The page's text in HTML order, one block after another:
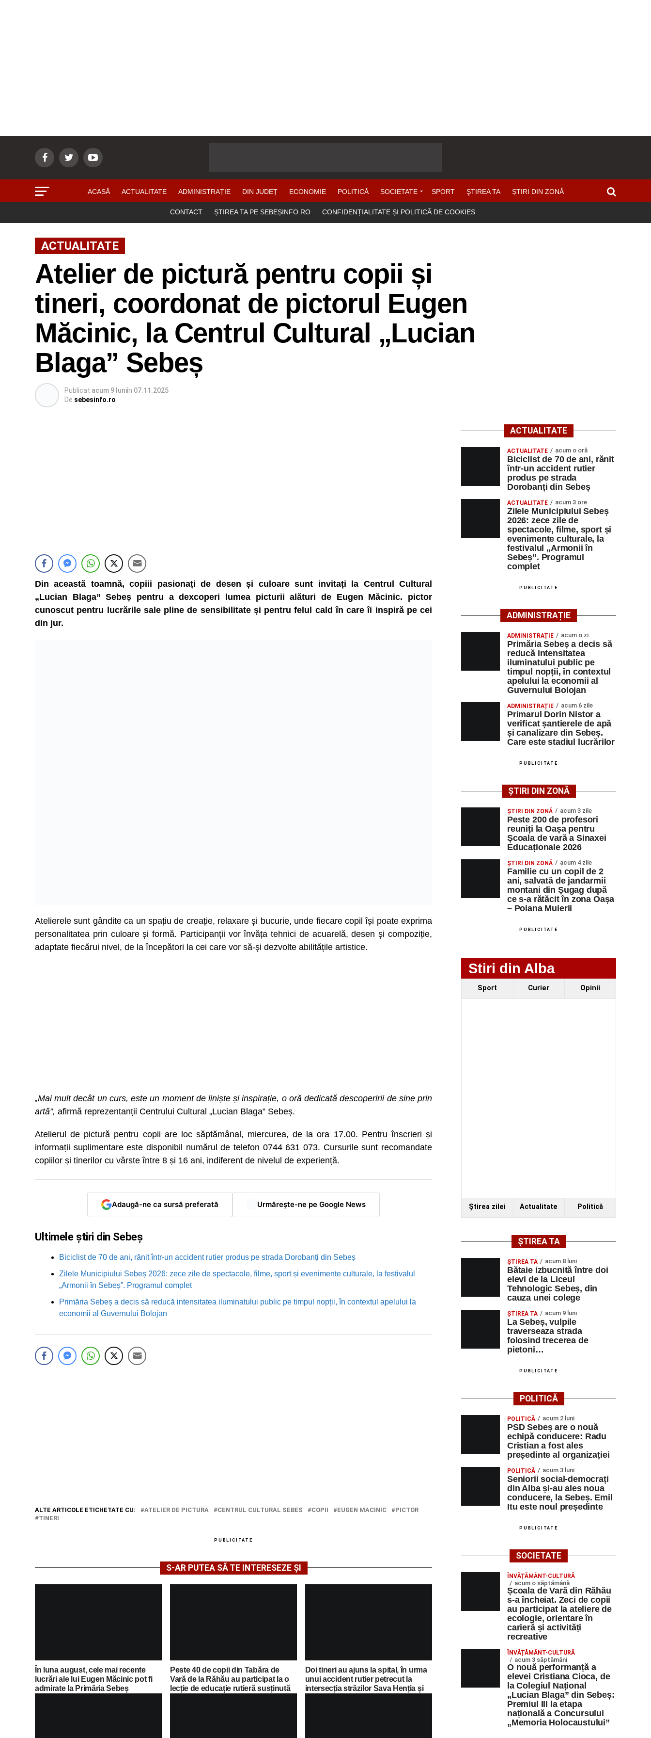
ACASĂ ACTUALITATE ADMINISTRAȚIE DIN JUDEȚ ECONOMIE POLITICĂ SOCIETATE SPORT ŞTIREA TA ȘTIRI DIN ZONĂ
CONTACT ȘTIREA TA PE SEBEȘINFO.RO CONFIDENȚIALITATE ȘI POLITICĂ DE COOKIES
ACTUALITATE
Atelier de pictură pentru copii și
tineri, coordonat de pictorul Eugen
Măcinic, la Centrul Cultural „Lucian
Blaga” Sebeș
Publicat acum 9 luniîn 07.11.2025
De sebesinfo.ro
Din această toamnă, copiii pasionați de desen și culoare sunt invitați la Centrul Cultural
„Lucian Blaga” Sebeș pentru a dexcoperi lumea picturii alături de Eugen Măcinic. pictor
cunoscut pentru lucrările sale pline de sensibilitate și pentru felul cald în care îi inspiră pe cei
din jur.
Atelierele sunt gândite ca un spațiu de creație, relaxare și bucurie, unde fiecare copil își poate exprima
personalitatea prin culoare și formă. Participanții vor învăța tehnici de acuarelă, desen și compoziție,
adaptate fiecărui nivel, de la începători la cei care vor să-și dezvolte abilitățile artistice.
„Mai mult decât un curs, este un moment de liniște și inspirație, o oră dedicată descoperirii de sine prin
artă”, afirmă reprezentanții Centrului Cultural „Lucian Blaga” Sebeș.
Atelierul de pictură pentru copii are loc săptămânal, miercurea, de la ora 17.00. Pentru înscrieri și
informații suplimentare este disponibil numărul de telefon 0744 631 073. Cursurile sunt recomandate
copiilor și tinerilor cu vârste între 8 și 16 ani, indiferent de nivelul de experiență.
Adaugă-ne ca sursă preferată Urmărește-ne pe Google News
Ultimele știri din Sebeș
Biciclist de 70 de ani, rănit într-un accident rutier produs pe strada Dorobanți din Sebeș
Zilele Municipiului Sebeș 2026: zece zile de spectacole, filme, sport și evenimente culturale, la festivalul
„Armonii în Sebeș”. Programul complet
Primăria Sebeș a decis să reducă intensitatea iluminatului public pe timpul nopții, în contextul apelului la
economii al Guvernului Bolojan
ALTE ARTICOLE ETICHETATE CU: ATELIER DE PICTURA CENTRUL CULTURAL SEBES COPII EUGEN MACINIC
PICTOR
TINERI
PUBLICITATE
S-AR PUTEA SĂ TE INTERESEZE ȘI
În luna august, cele mai recente
lucrări ale lui Eugen Măcinic pot fi
admirate la Primăria Sebeș
Peste 40 de copii din Tabăra de
Vară de la Răhău au participat la o
lecție de educație rutieră susținută
Doi tineri au ajuns la spital, în urma
unui accident rutier petrecut la
intersecția străzilor Sava Henția și
ACTUALITATE
ACTUALITATE acum o oră
Biciclist de 70 de ani, rănit
într-un accident rutier
produs pe strada
Dorobanți din Sebeș
ACTUALITATE acum 3 ore
Zilele Municipiului Sebeș
2026: zece zile de
spectacole, filme, sport și
evenimente culturale, la
festivalul „Armonii în
Sebeș”. Programul
complet
PUBLICITATE
ADMINISTRAȚIE
ADMINISTRAȚIE acum o zi
Primăria Sebeș a decis să
reducă intensitatea
iluminatului public pe
timpul nopții, în contextul
apelului la economii al
Guvernului Bolojan
ADMINISTRAȚIE acum 6 zile
Primarul Dorin Nistor a
verificat șantierele de apă
și canalizare din Sebeș.
Care este stadiul lucrărilor
PUBLICITATE
ȘTIRI DIN ZONĂ
ȘTIRI DIN ZONĂ acum 3 zile
Peste 200 de profesori
reuniți la Oașa pentru
Școala de vară a Sinaxei
Educaționale 2026
ȘTIRI DIN ZONĂ acum 4 zile
Familie cu un copil de 2
ani, salvată de jandarmii
montani din Șugag după
ce s-a rătăcit în zona Oașa
– Poiana Muierii
PUBLICITATE
Stiri din Alba
Sport Curier Opinii
Ştirea zilei Actualitate Politică
ȘTIREA TA
ŞTIREA TA acum 8 luni
Bătaie izbucnită între doi
elevi de la Liceul
Tehnologic Sebeș, din
cauza unei colege
ŞTIREA TA acum 9 luni
La Sebeș, vulpile
traverseaza strada
folosind trecerea de
pietoni…
PUBLICITATE
POLITICĂ
POLITICĂ acum 2 luni
PSD Sebeș are o nouă
echipă conducere: Radu
Cristian a fost ales
președinte al organizației
POLITICĂ acum 3 luni
Seniorii social-democrați
din Alba și-au ales noua
conducere, la Sebeș. Emil
Itu este noul președinte
PUBLICITATE
SOCIETATE
ÎNVĂȚĂMÂNT-CULTURĂ
acum o săptămână
Școala de Vară din Răhău
s-a încheiat. Zeci de copii
au participat la ateliere de
ecologie, orientare în
carieră și activități
recreative
ÎNVĂȚĂMÂNT-CULTURĂ
acum 3 săptămâni
O nouă performanță a
elevei Cristiana Cioca, de
la Colegiul Național
„Lucian Blaga” din Sebeș:
Premiul III la etapa
națională a Concursului
„Memoria Holocaustului”